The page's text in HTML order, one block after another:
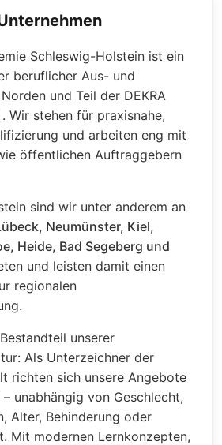
Schleswig-Holstein ist ein
beruflicher Aus- und
und Teil der DEKRA
. Wir stehen für praxisnahe,
und arbeiten eng mit
öffentlichen Auftraggebern
sind wir unter anderem an
Neumünster, Kiel,
Heide, Bad Segeberg und
und leisten damit einen
regionalen
unserer
Als Unterzeichner der
richten sich unsere Angebote
unabhängig von Geschlecht,
Alter, Behinderung oder
Mit modernen Lernkonzepten,